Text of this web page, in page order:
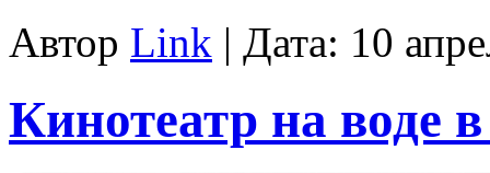
Автор Link | Дата: 10
Кинотеатр на воде